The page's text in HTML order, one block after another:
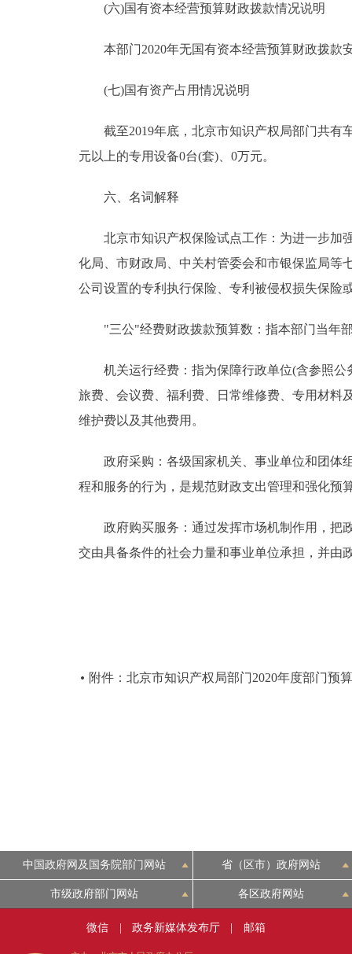
(六)国有资本经营预算财政拨款情况说明
本部门2020年无国有资本经营预算财政拨款
(七)国有资产占用情况说明
截至2019年底，北京市知识产权局部门共有车
元以上的专用设备0台(套)、0万元。
六、名词解释
北京市知识产权保险试点工作：为进一步加强
化局、市财政局、中关村管委会和市银保监局等
公司设置的专利执行保险、专利被侵权损失保险
"三公"经费财政拨款预算数：指本部门当年部
机关运行经费：指为保障行政单位(含参照公
旅费、会议费、福利费、日常维修费、专用材料
维护费以及其他费用。
政府采购：各级国家机关、事业单位和团体组
程和服务的行为，是规范财政支出管理和强化预
政府购买服务：通过发挥市场机制作用，把政
交由具备条件的社会力量和事业单位承担，并由
附件：北京市知识产权局部门2020年度部门预
中国政府网及国务院部门网站 省（区市）政府网站
市级政府部门网站 各区政府网站
微信 政务新媒体发布厅 邮箱